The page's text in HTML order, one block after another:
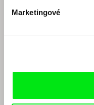
Marketingové